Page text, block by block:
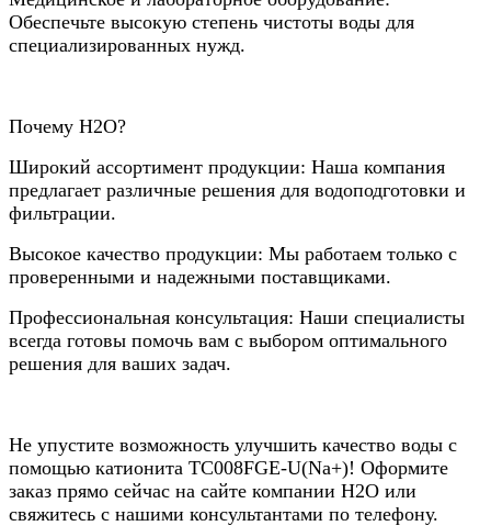
Обеспечьте высокую степень чистоты воды для
специализированных нужд.
Почему Н2О?
Широкий ассортимент продукции: Наша компания
предлагает различные решения для водоподготовки и
фильтрации.
Высокое качество продукции: Мы работаем только с
проверенными и надежными поставщиками.
Профессиональная консультация: Наши специалисты
всегда готовы помочь вам с выбором оптимального
решения для ваших задач.
Не упустите возможность улучшить качество воды с
помощью катионита ТС008FGE-U(Na+)! Оформите
заказ прямо сейчас на сайте компании Н2О или
свяжитесь с нашими консультантами по телефону.